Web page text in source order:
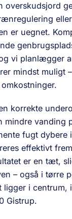
overskudsjord
er uegnet.
vi planlægger
mindst muligt
korrekte
vanding
fugt dybere
effektivt
er en tæt,
– også i tørre
ligger i centrum,
Gistrup.